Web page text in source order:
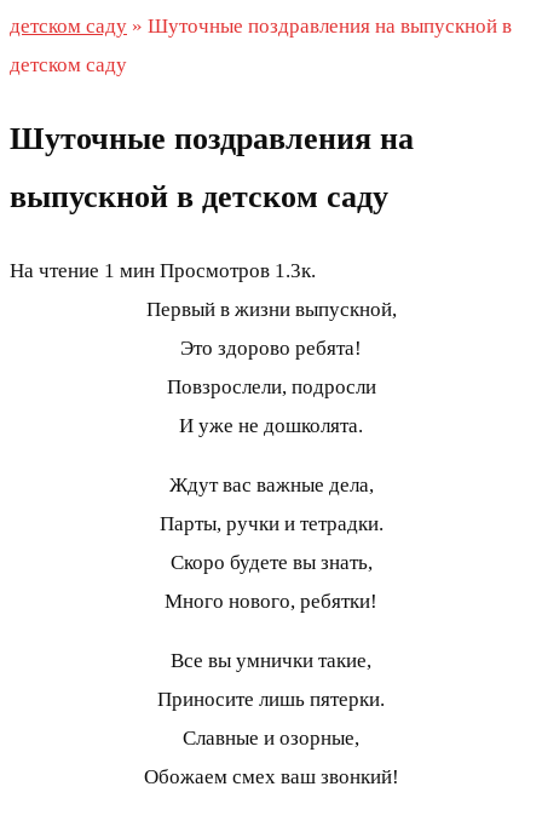
детском саду » Шуточные поздравления на выпускной в
детском саду
Шуточные поздравления на
выпускной в детском саду
На чтение 1 мин Просмотров 1.3к.
Первый в жизни выпускной,
Это здорово ребята!
Повзрослели, подросли
И уже не дошколята.
Ждут вас важные дела,
Парты, ручки и тетрадки.
Скоро будете вы знать,
Много нового, ребятки!
Все вы умнички такие,
Приносите лишь пятерки.
Славные и озорные,
Обожаем смех ваш звонкий!